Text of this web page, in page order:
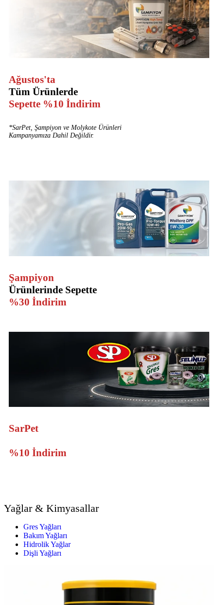
Ağustos'ta
Tüm Ürünlerde
Sepette %10 İndirim
*SarPet, Şampiyon ve Molykote Ürünleri
Kampanyamıza Dahil Değildir.
Şampiyon
Ürünlerinde Sepette
%30 İndirim
SarPet
%10 İndirim
Yağlar & Kimyasallar
Gres Yağları
Bakım Yağları
Hidrolik Yağlar
Dişli Yağları